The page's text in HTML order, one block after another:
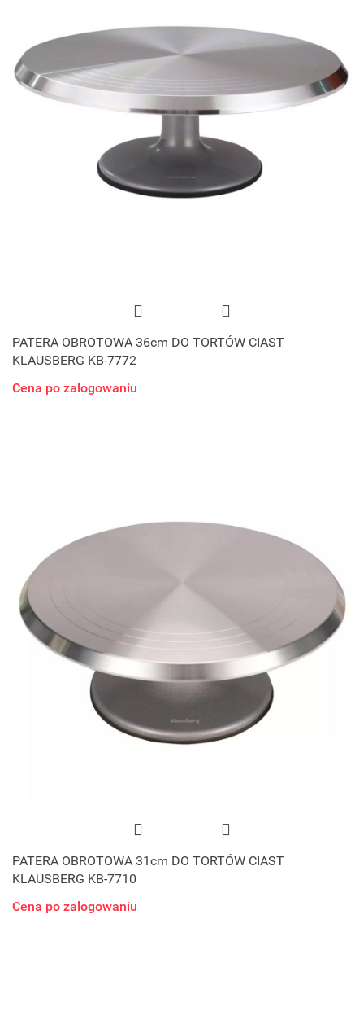
PATERA OBROTOWA 36cm DO TORTÓW CIAST
KLAUSBERG KB-7772
Cena po zalogowaniu
PATERA OBROTOWA 31cm DO TORTÓW CIAST
KLAUSBERG KB-7710
Cena po zalogowaniu